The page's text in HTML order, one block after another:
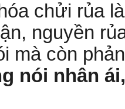
chửi rủa
nguyền
mà còn
nói nhân